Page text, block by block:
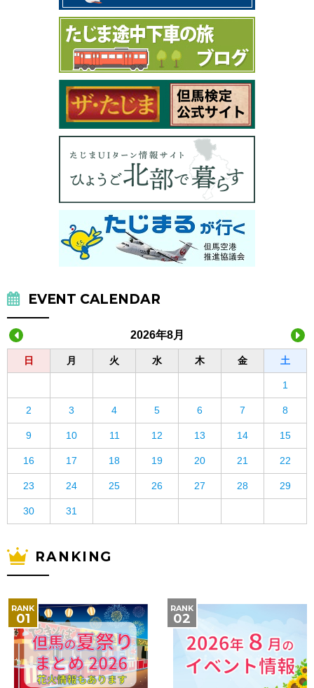
EVENT CALENDAR
2026年8月
日 月 火 水 木 金 土
1
2 3 4 5 6 7 8
9 10 11 12 13 14 15
16 17 18 19 20 21 22
23 24 25 26 27 28 29
30 31
RANKING